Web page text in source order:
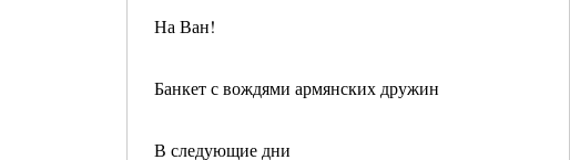
На Ван!
Банкет с вождями армянских дружин
В следующие дни